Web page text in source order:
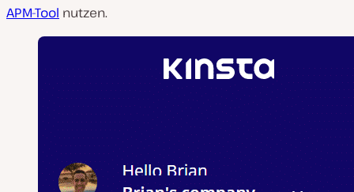
APM-Tool nutzen.